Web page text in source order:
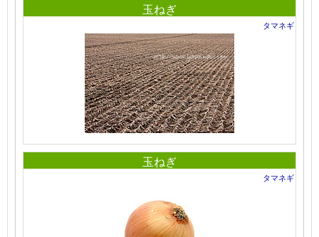
玉ねぎ
タマネギ
玉ねぎ
タマネギ